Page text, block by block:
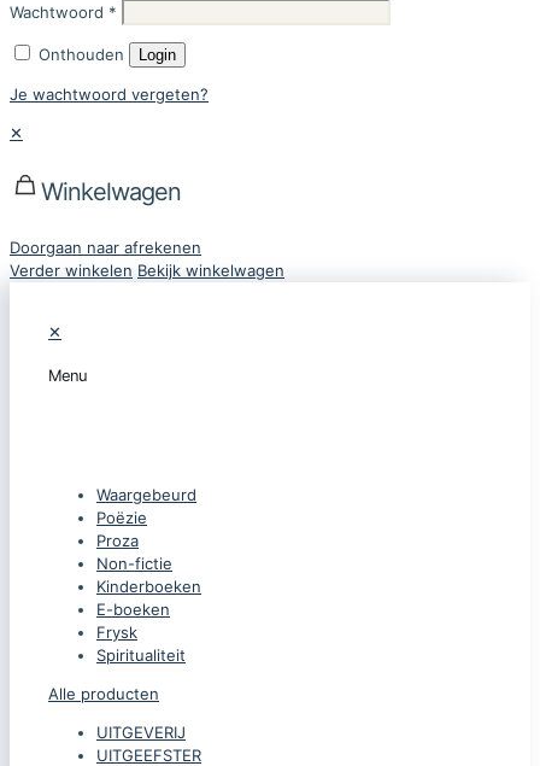
Wachtwoord *
Onthouden Login
Je wachtwoord vergeten?
✕
Winkelwagen
Doorgaan naar afrekenen
Verder winkelen Bekijk winkelwagen
✕
Menu
Waargebeurd
Poëzie
Proza
Non-fictie
Kinderboeken
E-boeken
Frysk
Spiritualiteit
Alle producten
UITGEVERIJ
UITGEEFSTER